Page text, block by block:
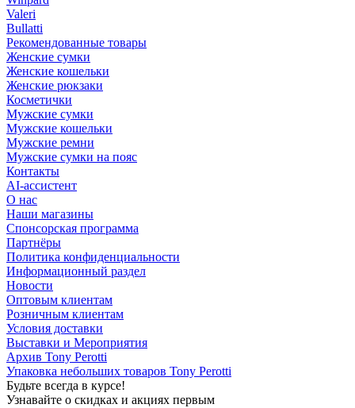
Valeri
Bullatti
Рекомендованные товары
Женские сумки
Женские кошельки
Женские рюкзаки
Косметички
Мужские сумки
Мужские кошельки
Мужские ремни
Мужские сумки на пояс
Контакты
AI-ассистент
О нас
Наши магазины
Спонсорская программа
Партнёры
Политика конфиденциальности
Информационный раздел
Новости
Оптовым клиентам
Розничным клиентам
Условия доставки
Выставки и Мероприятия
Архив Tony Perotti
Упаковка небольших товаров Tony Perotti
Будьте всегда в курсе!
Узнавайте о скидках и акциях первым